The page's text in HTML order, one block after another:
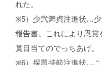
れた。
※5）少弐満貞注進状…少
報告書。これにより恩賞
賞目当てのでっちあげ。
※6）探題持範注進状…こ